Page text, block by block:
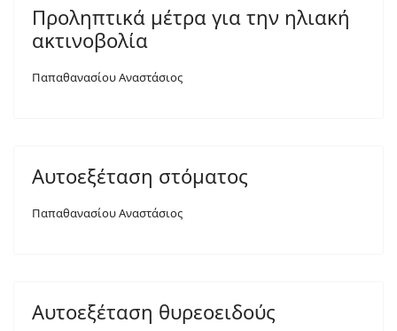
Προληπτικά μέτρα για την ηλιακή
ακτινοβολία
Παπαθανασίου Αναστάσιος
Αυτοεξέταση στόματος
Παπαθανασίου Αναστάσιος
Αυτοεξέταση θυρεοειδούς